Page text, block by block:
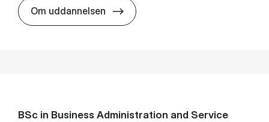
Om uddannelsen BSc in Busi­ness Ad­min­is­tra­tion
BSc in Busi­ness Ad­min­is­tra­tion and Ser­vice